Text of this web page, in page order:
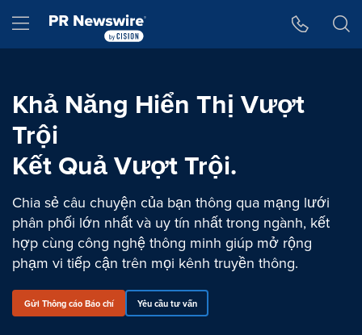
Hamburger menu
Khả Năng Hiển Thị Vượt
Trội
Kết Quả Vượt Trội.
Chia sẻ câu chuyện của bạn thông qua mạng lưới
phân phối lớn nhất và uy tín nhất trong ngành, kết
hợp cùng công nghệ thông minh giúp mở rộng
phạm vi tiếp cận trên mọi kênh truyền thông.
Gửi Thông cáo Báo chí Yêu cầu tư vấn